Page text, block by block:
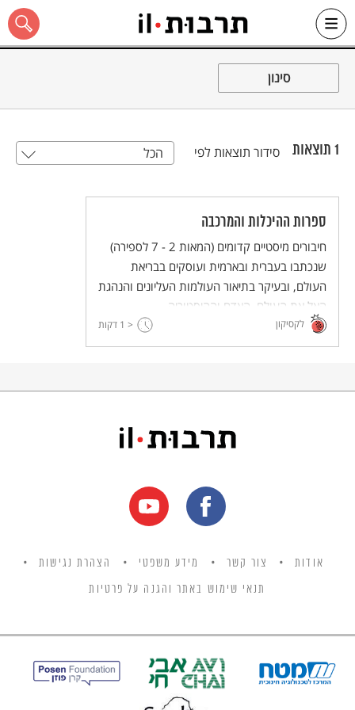
Skip
כל האתר
סינון
1 תוצאות סידור תוצאות לפי הכל
ספרות ההיכלות והמרכבה
חיבורים מיסטיים קדומים (המאות 2 - 7 לספירה)
שנכתבו בעברית ובארמית ועוסקים בבריאת
העולם, ובעיקר בתיאור העולמות העליונים והנהגת
האל את העולם, האדם וההיסטוריה.
לקסיקון < 1 דקות
אודות צור קשר מידע משפטי הצהרת נגישות
תנאי שימוש באתר והגנה על פרטיות